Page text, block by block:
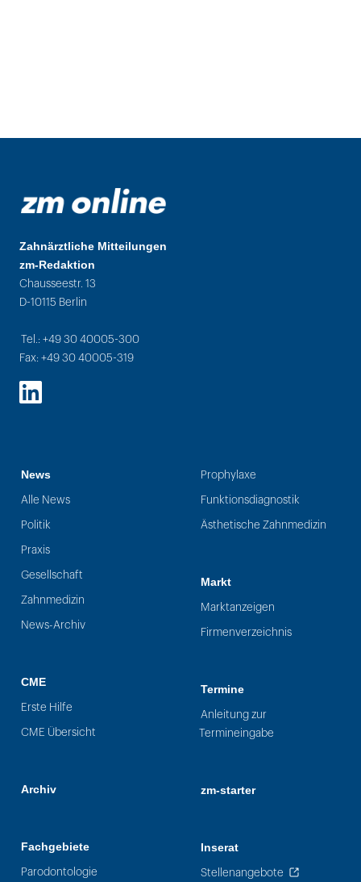
Zahnärztliche Mitteilungen
zm-Redaktion
Chausseestr. 13
D-10115 Berlin
Tel.: +49 30 40005-300
Fax: +49 30 40005-319
LinkedIn
News
Alle News
Politik
Praxis
Gesellschaft
Zahnmedizin
News-Archiv
CME
Erste Hilfe
CME Übersicht
Archiv
Fachgebiete
Parodontologie
Prophylaxe
Funktionsdiagnostik
Ästhetische Zahnmedizin
Markt
Marktanzeigen
Firmenverzeichnis
Termine
Anleitung zur
Termineingabe
zm-starter
Inserat
Stellenangebote